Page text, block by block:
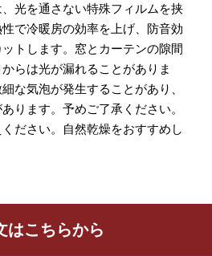
光を通さない特殊フィルムを挟
で冷暖房の効率を上げ、防音効
トします。窓とカーテンの隙間
らは光が漏れることがありま
な気泡が発生することがあり、
ります。予めご了承ください。
ださい。自然乾燥をおすすめし
はこちらから